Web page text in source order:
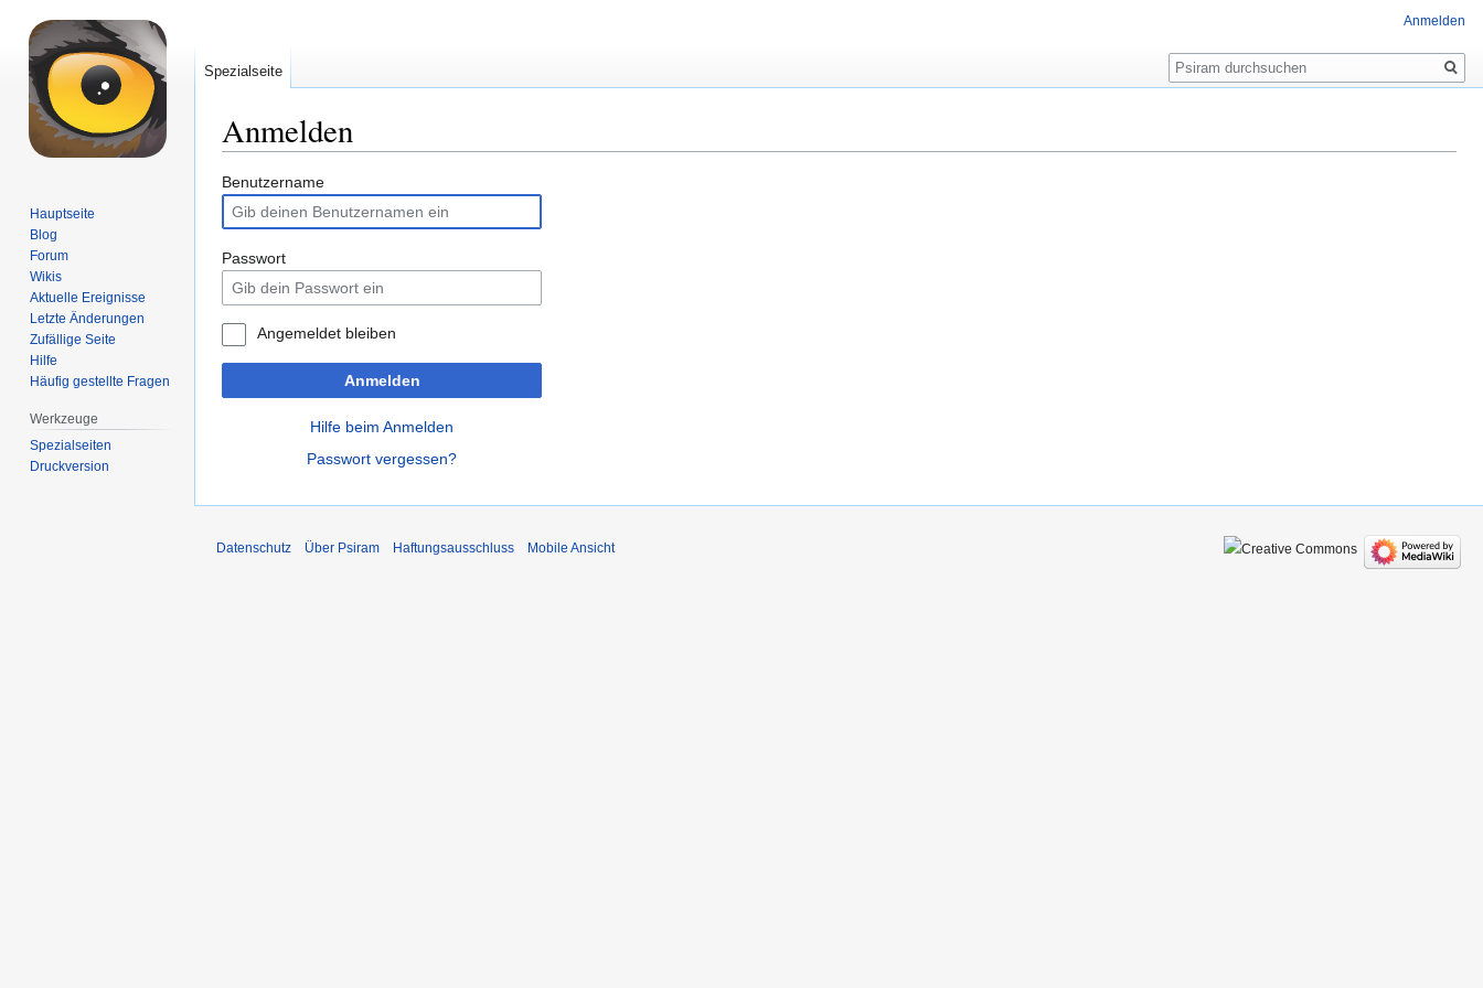
Anmelden
Zur
Navigation
springen
Zur
Suche
springen
Benutzername
Passwort
Angemeldet bleiben
Anmelden
Hilfe beim Anmelden
Passwort vergessen?
Anmelden
Spezialseite
Suche
Hauptseite
Blog
Forum
Wikis
Aktuelle Ereignisse
Letzte Änderungen
Zufällige Seite
Hilfe
Häufig gestellte Fragen
Werkzeuge
Spezialseiten
Druckversion
Datenschutz Über Psiram Haftungsausschluss Mobile Ansicht